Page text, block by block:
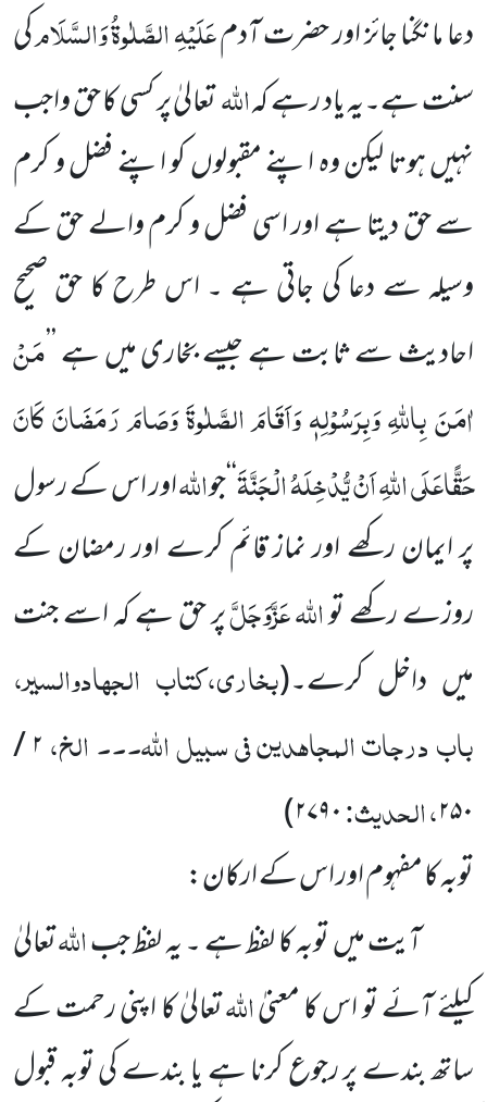
دعا مانگنا جائز اور حضرت آدمعَلَیْہِ الصَّلٰوۃُ وَالسَّلَامکی
سنت ہے۔یہ یاد رہے کہاللہتعالیٰ پر کسی کا حق واجب
نہیں ہوتا لیکن وہ اپنے مقبولوں کو اپنے فضل و کرم
سے حق دیتا ہے اور اسی فضل و کرم والے حق کے
وسیلہ سے دعا کی جاتی ہے ۔ اس طرح کا حق صحیح
احادیث سے ثابت ہے جیسے بخاری میں ہے ’’مَنْ
اٰمَنَ بِاﷲِ وَبِرَسُوْلِہٖ وَاَقَامَ الصَّلٰوۃَ وَصَامَ رَمَضَانَ کَانَ
حَقًّاعَلَی اﷲِ اَنْ یُّدْخِلَہُ الْجَنَّۃَ‘‘جواللہاور اس کے رسول
پر ایمان رکھے اور نماز قائم کرے اور رمضان کے
روزے رکھے تواللہعَزَّوَجَلَّپر حق ہے کہ اسے جنت
میں داخل کرے۔(بخاری،کتاب الجھادوالسیر،
باب درجات المجاھدین فی سبیل اللہ۔۔۔ الخ، ۲ /
۲۵۰، الحدیث:۲۷۹۰)
توبہ کا مفہوم اور اس کے ارکان:
آیت میں توبہ کا لفظ ہے ۔ یہ لفظ جباللہتعالیٰ
کیلئے آئے تو اس کا معنیٰاللہتعالیٰ کا اپنی رحمت کے
ساتھ بندے پر رجوع کرنا ہے یا بندے کی توبہ قبول